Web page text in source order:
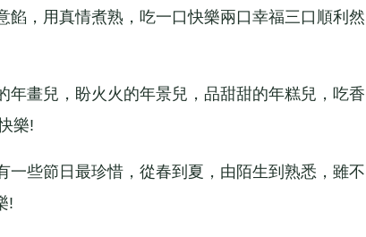
，用真情煮熟，吃一口快樂兩口幸福三口順利然
畫兒，盼火火的年景兒，品甜甜的年糕兒，吃香
樂!
些節日最珍惜，從春到夏，由陌生到熟悉，雖不
!